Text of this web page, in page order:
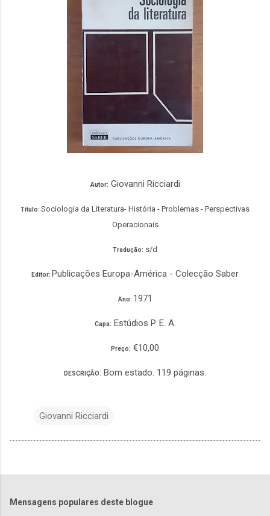
Autor: Giovanni Ricciardi
Título: Sociologia da Literatura- História - Problemas - Perspectivas
Operacionais
Tradução: s/d
Editor: Publicações Europa-América - Colecção Saber
Ano: 1971
Capa: Estúdios P. E. A.
Preço: €10,00
DESCRIÇÃO: Bom estado. 119 páginas.
Giovanni Ricciardi
Mensagens populares deste blogue